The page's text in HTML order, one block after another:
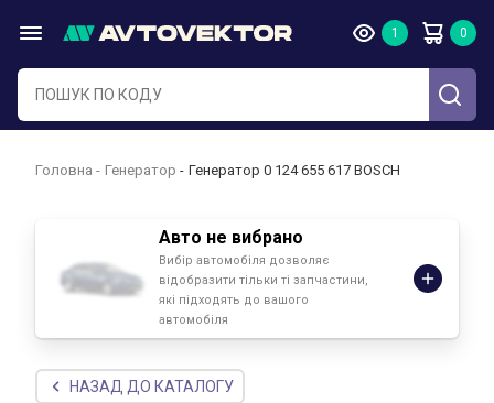
Головна Генератор Генератор 0 124 655 617 BOSCH
Авто не вибрано
Вибір автомобіля дозволяє
відобразити тільки ті запчастини,
які підходять до вашого
автомобіля
НАЗАД ДО КАТАЛОГУ